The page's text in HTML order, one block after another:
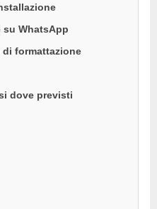
su WhatsApp
formattazione
dove previsti